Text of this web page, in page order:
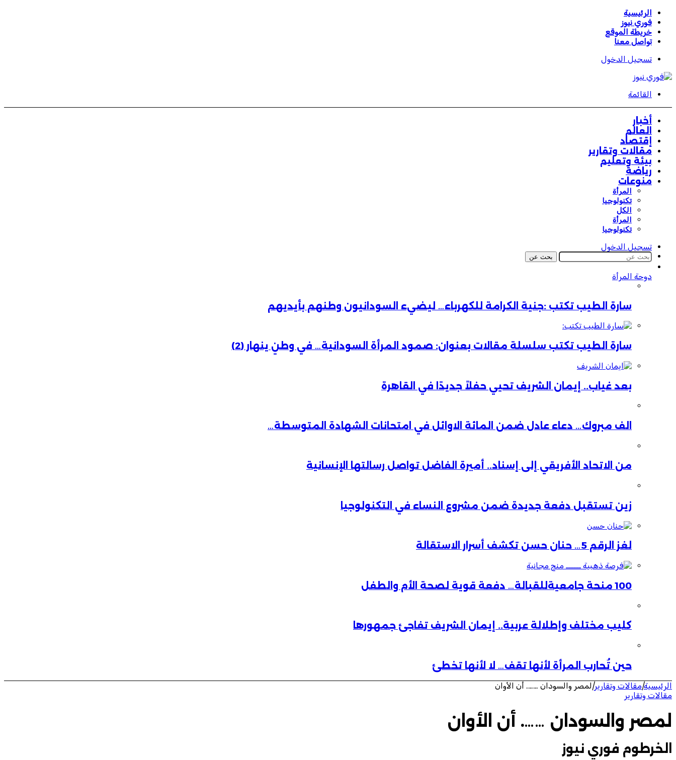
الرئيسية
فوري نيوز
خريطة الموقع
تواصل معنا
تسجيل الدخول
القائمة
أخبار
العالم
إقتصاد
مقالات وتقارير
بيئة وتعليم
رياضة
منوعات
المرأة
تكنولوجيا
الكل
المرأة
تكنولوجيا
تسجيل الدخول
بحث عن
دوحة المرأة
سارة الطيب تكتب :جنية الكرامة للكهرباء… ليضيء السودانيون وطنهم بأيديهم
سارة الطيب تكتب سلسلة مقالات بعنوان: صمود المرأة السودانية… في وطنٍ ينهار (2)
بعد غياب.. إيمان الشريف تحيي حفلاً جديدًا في القاهرة
الف مبروك… دعاء عادل ضمن المائة الاوائل في امتحانات الشهادة المتوسطة…
من الاتحاد الأفريقي إلى إسناد.. أميرة الفاضل تواصل رسالتها الإنسانية
زين تستقبل دفعة جديدة ضمن مشروع النساء في التكنولوجيا
لغز الرقم 5… حنان حسن تكشف أسرار الاستقالة
100 منحة جامعيةللقبالة… دفعة قوية لصحة الأم والطفل
كليب مختلف وإطلالة عربية.. إيمان الشريف تفاجئ جمهورها
حين تُحارب المرأة لأنها تقف… لا لأنها تخطئ
الرئيسية|مقالات وتقارير|لمصر والسودان ……. أن الأوان
مقالات وتقارير
لمصر والسودان ……. أن الأوان
الخرطوم فوري نيوز